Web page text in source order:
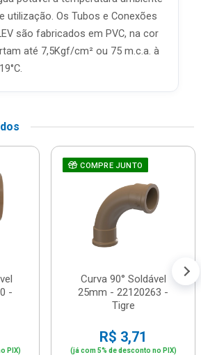
utilização. Os Tubos e Conexões
são fabricados em PVC, na cor
até 7,5Kgf/cm² ou 75 m.c.a. à
-
PIX)
COMPRE JUNTO
Curva 90° Soldável
25mm - 22120263 -
Tigre
R$ 3,71
(já com 5% de desconto no PIX)